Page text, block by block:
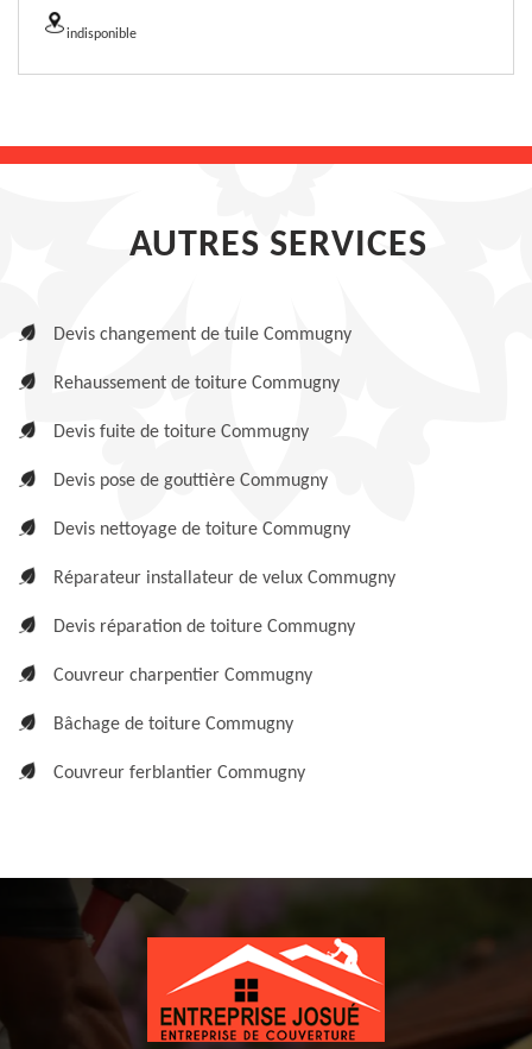
indisponible
AUTRES SERVICES
Devis changement de tuile Commugny
Rehaussement de toiture Commugny
Devis fuite de toiture Commugny
Devis pose de gouttière Commugny
Devis nettoyage de toiture Commugny
Réparateur installateur de velux Commugny
Devis réparation de toiture Commugny
Couvreur charpentier Commugny
Bâchage de toiture Commugny
Couvreur ferblantier Commugny